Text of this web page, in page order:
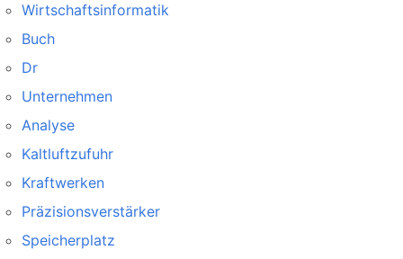
Wirtschaftsinformatik
Buch
Dr
Unternehmen
Analyse
Kaltluftzufuhr
Kraftwerken
Präzisionsverstärker
Speicherplatz